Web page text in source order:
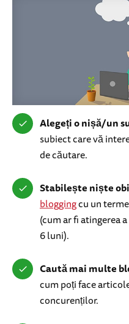
Alegeți o nișă/un
subiect care vă
de căutare.
Stabilește niște
bloggingcu un
(cum ar fi atingerea
6 luni).
Caută mai multe
cum poți face
concurenților.